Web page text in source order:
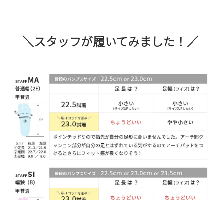
＼スタッフが履いてみました！／